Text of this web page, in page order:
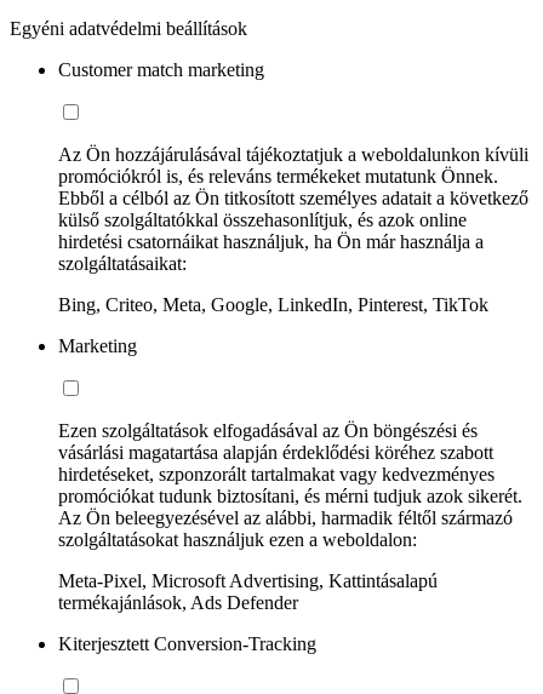
Egyéni adatvédelmi beállítások
Customer match marketing
Az Ön hozzájárulásával tájékoztatjuk a weboldalunkon kívüli
promóciókról is, és releváns termékeket mutatunk Önnek.
Ebből a célból az Ön titkosított személyes adatait a következő
külső szolgáltatókkal összehasonlítjuk, és azok online
hirdetési csatornáikat használjuk, ha Ön már használja a
szolgáltatásaikat:
Bing, Criteo, Meta, Google, LinkedIn, Pinterest, TikTok
Marketing
Ezen szolgáltatások elfogadásával az Ön böngészési és
vásárlási magatartása alapján érdeklődési köréhez szabott
hirdetéseket, szponzorált tartalmakat vagy kedvezményes
promóciókat tudunk biztosítani, és mérni tudjuk azok sikerét.
Az Ön beleegyezésével az alábbi, harmadik féltől származó
szolgáltatásokat használjuk ezen a weboldalon:
Meta-Pixel, Microsoft Advertising, Kattintásalapú
termékajánlások, Ads Defender
Kiterjesztett Conversion-Tracking